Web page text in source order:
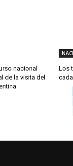
nacional
de la visita del
Los